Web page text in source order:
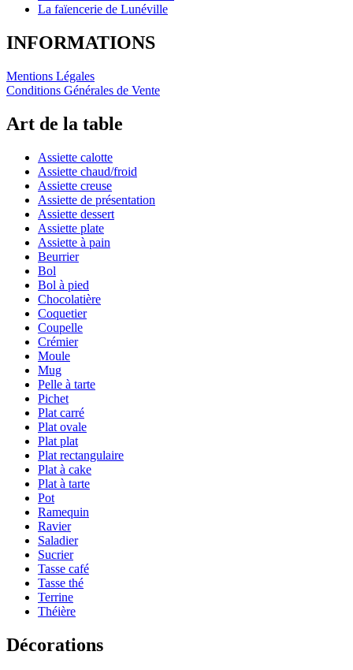
La faïencerie de Lunéville
INFORMATIONS
Mentions Légales
Conditions Générales de Vente
Art de la table
Assiette calotte
Assiette chaud/froid
Assiette creuse
Assiette de présentation
Assiette dessert
Assiette plate
Assiette à pain
Beurrier
Bol
Bol à pied
Chocolatière
Coquetier
Coupelle
Crémier
Moule
Mug
Pelle à tarte
Pichet
Plat carré
Plat ovale
Plat plat
Plat rectangulaire
Plat à cake
Plat à tarte
Pot
Ramequin
Ravier
Saladier
Sucrier
Tasse café
Tasse thé
Terrine
Théière
Décorations